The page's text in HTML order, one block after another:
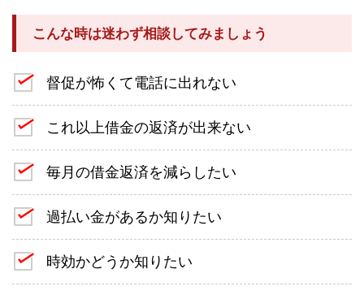
こんな時は迷わず相談してみましょう
督促が怖くて電話に出れない
これ以上借金の返済が出来ない
毎月の借金返済を減らしたい
過払い金があるか知りたい
時効かどうか知りたい